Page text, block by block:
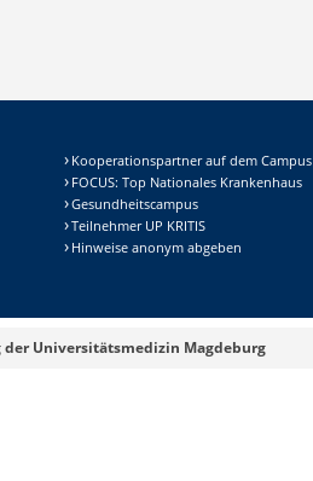
Kooperationspartner auf dem Campus
FOCUS: Top Nationales Krankenhaus
Gesundheitscampus
Teilnehmer UP KRITIS
Hinweise anonym abgeben
Universitätsmedizin Magdeburg